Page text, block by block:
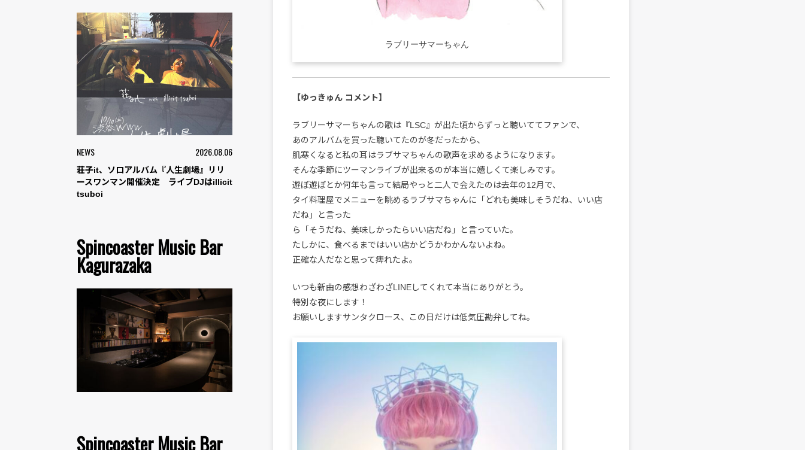
NEWS 2026.08.06
荘子it、ソロアルバム『人生劇場』リリ
ースワンマン開催決定 ライブDJはillicit
tsuboi
Spincoaster Music Bar
Kagurazaka
Spincoaster Music Bar
ラブリーサマーちゃん
【ゆっきゅん コメント】
ラブリーサマーちゃんの歌は『LSC』が出た頃からずっと聴いててファンで、
あのアルバムを買った聴いてたのが冬だったから、
肌寒くなると私の耳はラブサマちゃんの歌声を求めるようになります。
そんな季節にツーマンライブが出来るのが本当に嬉しくて楽しみです。
遊ぼ遊ぼとか何年も言って結局やっと二人で会えたのは去年の12月で、
タイ料理屋でメニューを眺めるラブサマちゃんに「どれも美味しそうだね、いい店
だね」と言った
ら「そうだね、美味しかったらいい店だね」と言っていた。
たしかに、食べるまではいい店かどうかわかんないよね。
正確な人だなと思って痺れたよ。
いつも新曲の感想わざわざLINEしてくれて本当にありがとう。
特別な夜にします！
お願いしますサンタクロース、この日だけは低気圧勘弁してね。